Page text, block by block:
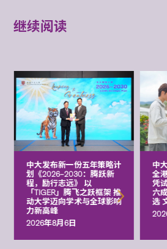
继续阅读
中大发布新一份五年策略计
划《2026‒2030：腾跃新
程，励行志远》 以
「TIGER」腾飞之跃框架 推
动大学迈向学术与全球影响
力新高峰
2026年8月6日
中
全
凭
六
选